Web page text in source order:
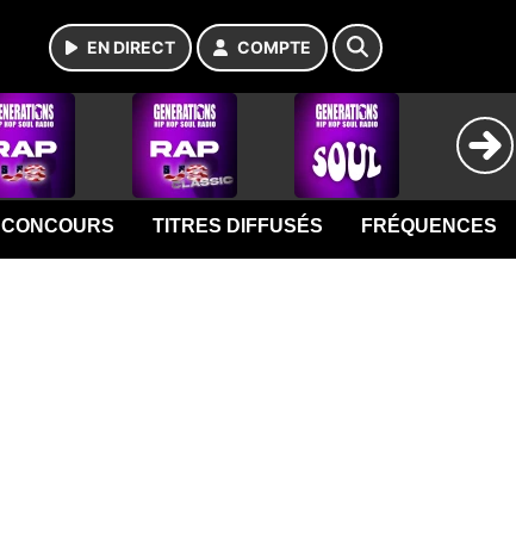
EN DIRECT COMPTE
CONCOURS TITRES DIFFUSÉS FRÉQUENCES